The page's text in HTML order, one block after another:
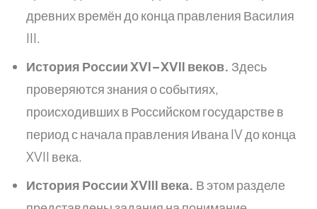
древних времён до конца правления Василия
III.
История России XVI–XVII веков. Здесь
проверяются знания о событиях,
происходивших в Российском государстве в
период с начала правления Ивана IV до конца
XVII века.
История России XVIII века. В этом разделе